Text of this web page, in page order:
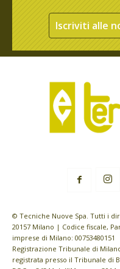
Iscriviti alle
© Tecniche Nuove Spa. Tutti i
20157 Milano | Codice fiscale,
imprese di Milano: 00753480151
Registrazione Tribunale di
registrata presso il Tribunale di